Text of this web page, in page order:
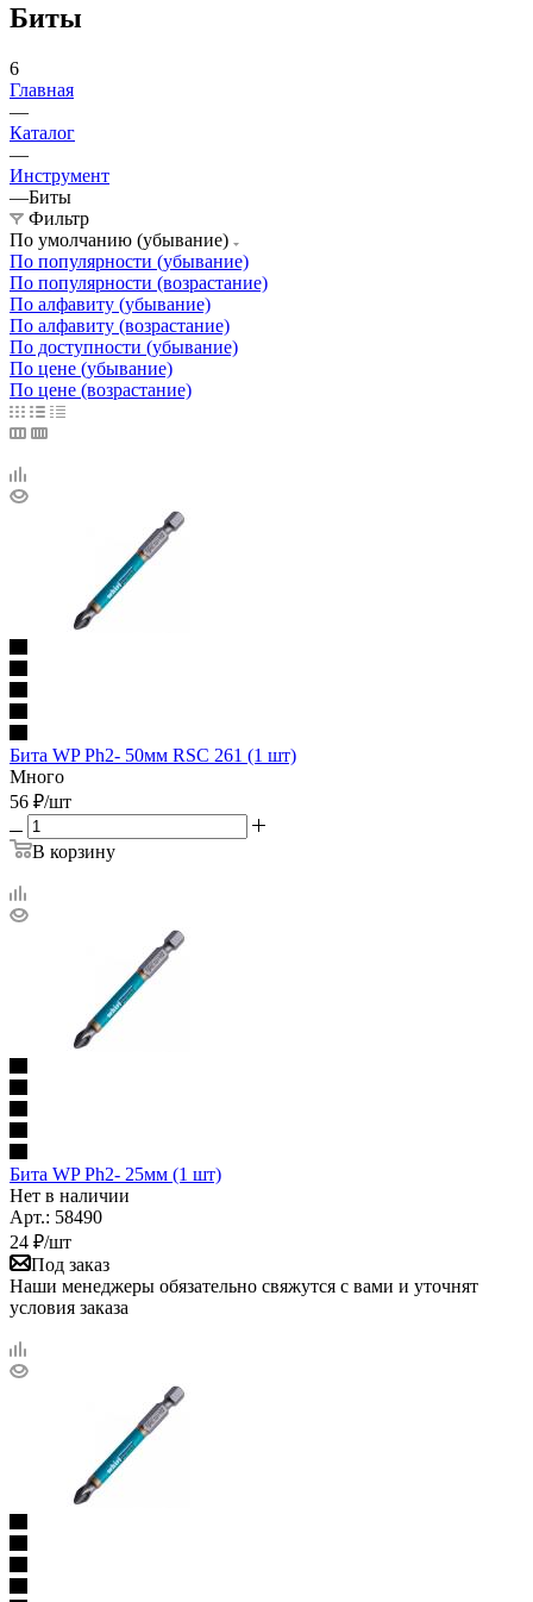
Биты
6
Главная
—
Каталог
—
Инструмент
—Биты
Фильтр
По умолчанию (убывание)
По популярности (убывание)
По популярности (возрастание)
По алфавиту (убывание)
По алфавиту (возрастание)
По доступности (убывание)
По цене (убывание)
По цене (возрастание)
Бита WP Ph2- 50мм RSC 261 (1 шт)
Много
56 ₽/шт
В корзину
Бита WP Ph2- 25мм (1 шт)
Нет в наличии
Арт.: 58490
24 ₽/шт
Под заказ
Наши менеджеры обязательно свяжутся с вами и уточнят
условия заказа